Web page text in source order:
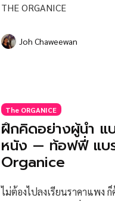
THE ORGANICE
Joh Chaweewan
The ORGANICE
ฝึกคิดอย่างผู้นำ แ
หนัง — ท้อฟฟี่ แบ
Organice
ไม่ต้องไปลงเรียนราคาแพง